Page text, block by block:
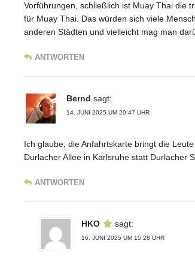
Vorführungen, schließlich ist Muay Thai die
für Muay Thai. Das würden sich viele
anderen Städten und vielleicht mag man
ANTWORTEN
Bernd sagt:
14. JUNI 2025 UM 20:47 UHR
Ich glaube, die Anfahrtskarte bringt die
Durlacher Allee in Karlsruhe statt Durlacher
ANTWORTEN
HKO sagt:
16. JUNI 2025 UM 15:28 UHR